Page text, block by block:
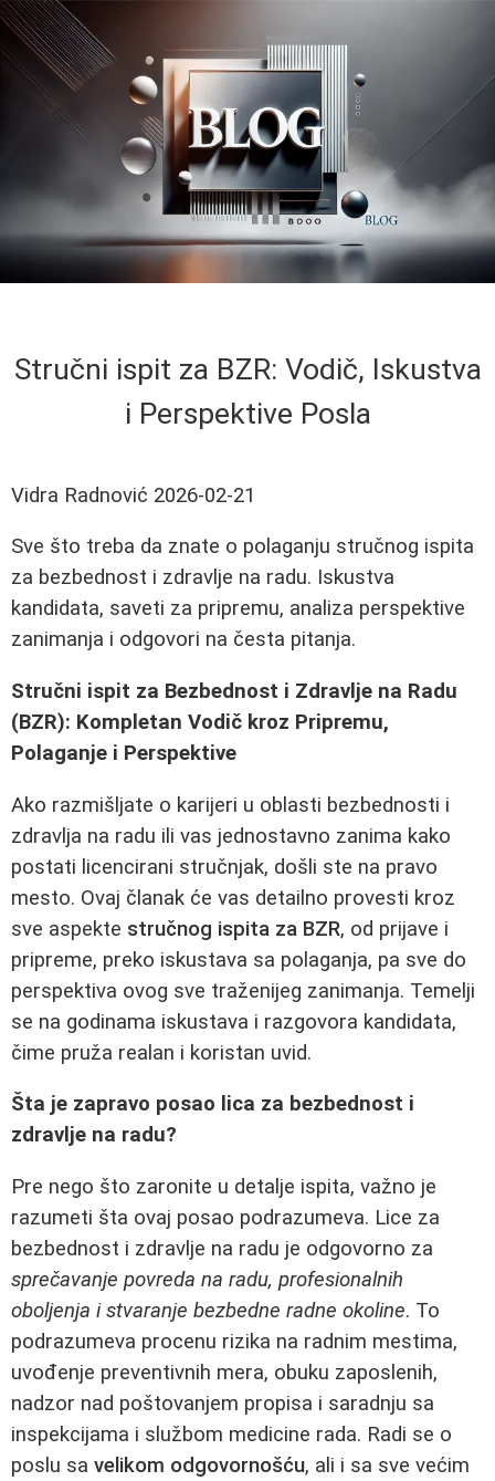
Stručni ispit za BZR: Vodič, Iskustva
i Perspektive Posla
Vidra Radnović 2026-02-21
Sve što treba da znate o polaganju stručnog ispita
za bezbednost i zdravlje na radu. Iskustva
kandidata, saveti za pripremu, analiza perspektive
zanimanja i odgovori na česta pitanja.
Stručni ispit za Bezbednost i Zdravlje na Radu
(BZR): Kompletan Vodič kroz Pripremu,
Polaganje i Perspektive
Ako razmišljate o karijeri u oblasti bezbednosti i
zdravlja na radu ili vas jednostavno zanima kako
postati licencirani stručnjak, došli ste na pravo
mesto. Ovaj članak će vas detailno provesti kroz
sve aspekte stručnog ispita za BZR, od prijave i
pripreme, preko iskustava sa polaganja, pa sve do
perspektiva ovog sve traženijeg zanimanja. Temelji
se na godinama iskustava i razgovora kandidata,
čime pruža realan i koristan uvid.
Šta je zapravo posao lica za bezbednost i
zdravlje na radu?
Pre nego što zaronite u detalje ispita, važno je
razumeti šta ovaj posao podrazumeva. Lice za
bezbednost i zdravlje na radu je odgovorno za
sprečavanje povreda na radu, profesionalnih
oboljenja i stvaranje bezbedne radne okoline. To
podrazumeva procenu rizika na radnim mestima,
uvođenje preventivnih mera, obuku zaposlenih,
nadzor nad poštovanjem propisa i saradnju sa
inspekcijama i službom medicine rada. Radi se o
poslu sa velikom odgovornošću, ali i sa sve većim